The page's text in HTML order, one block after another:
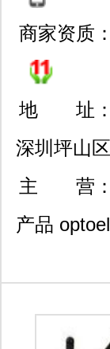
商家资质：
地 址：
深圳坪山
开沃大厦c
主 营：
产品
filter *开